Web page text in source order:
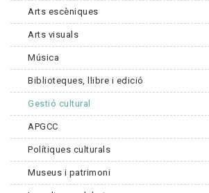
Arts escèniques
Arts visuals
Música
Biblioteques, llibre i edició
Gestió cultural
APGCC
Polítiques culturals
Museus i patrimoni